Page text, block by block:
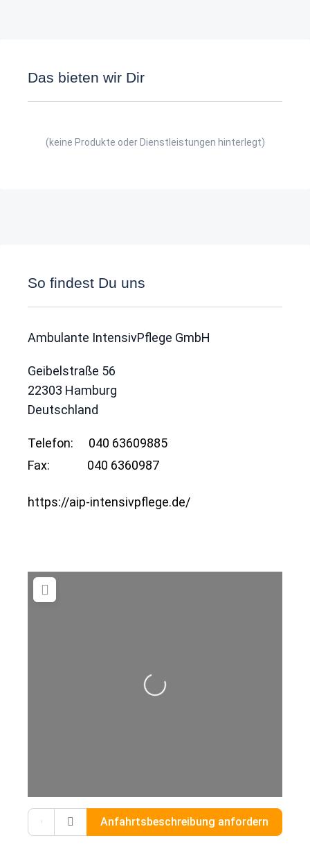
Das bieten wir Dir
(keine Produkte oder Dienstleistungen hinterlegt)
So findest Du uns
Ambulante IntensivPflege GmbH
Geibelstraße 56
22303 Hamburg
Deutschland
Telefon:
040 63609885
Fax:
040 6360987
https://aip-intensivpflege.de/
Wird geladen …
Gib deinen Standort ein.
Anfahrtsbeschreibung anfordern